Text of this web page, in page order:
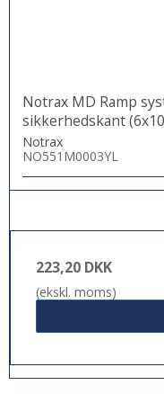
Notrax MD Ramp
sikkerhedskant
Notrax
NO551M0003YL
223,20 DKK
(ekskl. moms)